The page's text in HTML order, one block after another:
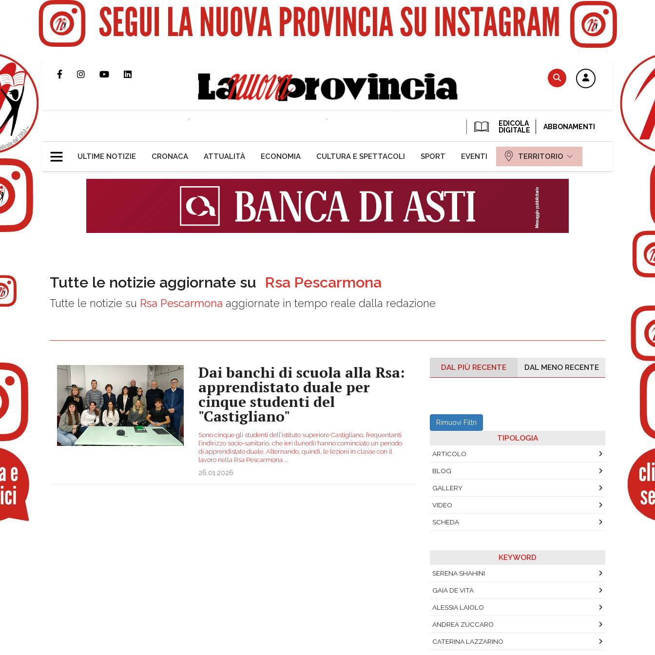
EDICOLA
DIGITALE
ABBONAMENTI
ULTIME NOTIZIE CRONACA ATTUALITÀ ECONOMIA CULTURA E SPETTACOLI SPORT EVENTI TERRITORIO
Tutte le notizie aggiornate su Rsa Pescarmona
Tutte le notizie su Rsa Pescarmona aggiornate in tempo reale dalla redazione
Dai banchi di scuola alla Rsa:
apprendistato duale per
cinque studenti del
"Castigliano"
Sono cinque gli studenti dell’istituto superiore Castigliano, frequentanti
l’indirizzo socio-sanitario, che ieri (lunedì) hanno cominciato un periodo
di apprendistato duale. Alternando, quindi, le lezioni in classe con il
lavoro nella Rsa Pescarmona
26.01.2026
DAL PIÙ RECENTE DAL MENO RECENTE
Rimuovi Filtri
TIPOLOGIA
ARTICOLO
BLOG
GALLERY
VIDEO
SCHEDA
KEYWORD
SERENA SHAHINI
GAIA DE VITA
ALESSIA LAIOLO
ANDREA ZUCCARO
CATERINA LAZZARINO